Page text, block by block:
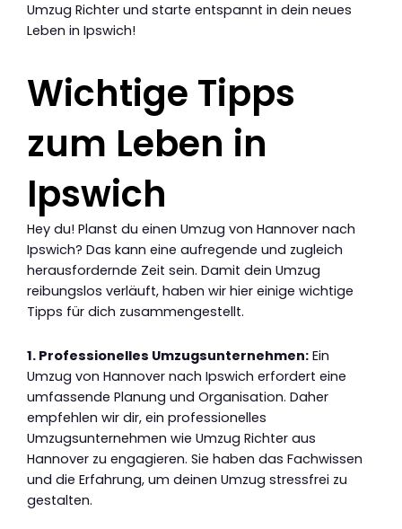
Umzug Richter und starte entspannt in dein neues
Leben in Ipswich!
Wichtige Tipps
zum Leben in
Ipswich
Hey du! Planst du einen Umzug von Hannover nach
Ipswich? Das kann eine aufregende und zugleich
herausfordernde Zeit sein. Damit dein Umzug
reibungslos verläuft, haben wir hier einige wichtige
Tipps für dich zusammengestellt.
1. Professionelles Umzugsunternehmen: Ein
Umzug von Hannover nach Ipswich erfordert eine
umfassende Planung und Organisation. Daher
empfehlen wir dir, ein professionelles
Umzugsunternehmen wie Umzug Richter aus
Hannover zu engagieren. Sie haben das Fachwissen
und die Erfahrung, um deinen Umzug stressfrei zu
gestalten.